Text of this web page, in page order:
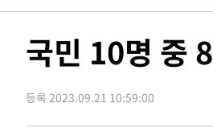
-11328초 전 >[속보]이강인 "감독님이
-10079초 전 >
온열질환 사망자 3명
-131초 전 >백운산서 80년근 천종산삼
35분 전 >선재도서 해루질 나섰다 실종
국민 10명 중
등록 2023.09.21 10:59:00